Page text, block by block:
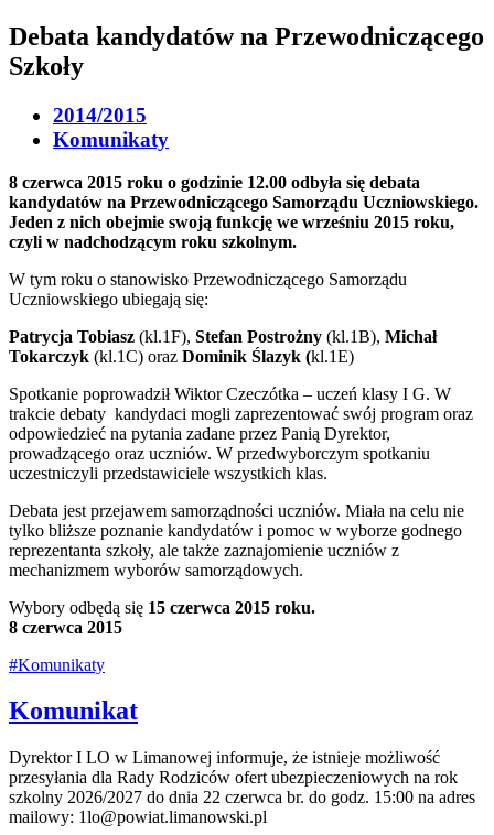
Debata kandydatów na Przewodniczącego
Szkoły
2014/2015
Komunikaty
8 czerwca 2015 roku o godzinie 12.00 odbyła się debata
kandydatów na Przewodniczącego Samorządu Uczniowskiego.
Jeden z nich obejmie swoją funkcję we wrześniu 2015 roku,
czyli w nadchodzącym roku szkolnym.
W tym roku o stanowisko Przewodniczącego Samorządu
Uczniowskiego ubiegają się:
Patrycja Tobiasz (kl.1F), Stefan Postrożny (kl.1B), Michał
Tokarczyk (kl.1C) oraz Dominik Ślazyk (kl.1E)
Spotkanie poprowadził Wiktor Czeczótka – uczeń klasy I G. W
trakcie debaty kandydaci mogli zaprezentować swój program oraz
odpowiedzieć na pytania zadane przez Panią Dyrektor,
prowadzącego oraz uczniów. W przedwyborczym spotkaniu
uczestniczyli przedstawiciele wszystkich klas.
Debata jest przejawem samorządności uczniów. Miała na celu nie
tylko bliższe poznanie kandydatów i pomoc w wyborze godnego
reprezentanta szkoły, ale także zaznajomienie uczniów z
mechanizmem wyborów samorządowych.
Wybory odbędą się 15 czerwca 2015 roku.
8 czerwca 2015
#Komunikaty
Komunikat
Dyrektor I LO w Limanowej informuje, że istnieje możliwość
przesyłania dla Rady Rodziców ofert ubezpieczeniowych na rok
szkolny 2026/2027 do dnia 22 czerwca br. do godz. 15:00 na adres
mailowy: 1lo@powiat.limanowski.pl